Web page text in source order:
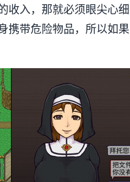
收入，那就必须眼尖心
携带危险物品，所以如